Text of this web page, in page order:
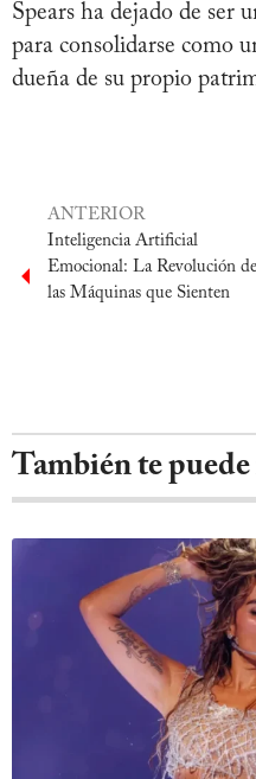
Spears ha dejado de ser
para consolidarse como
dueña de su propio
ANTERIOR
Inteligencia Artificial
Emocional: La Revolución de
las Máquinas que Sienten
También te